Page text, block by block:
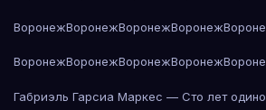
ВоронежВоронежВоронежВоронеж
ВоронежВоронежВоронежВоронеж
Габриэль Гарсиа Маркес — Сто лет